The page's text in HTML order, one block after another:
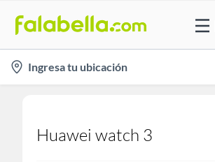
location-
icon
Ingresa tu ubicación
Huawei watch 3